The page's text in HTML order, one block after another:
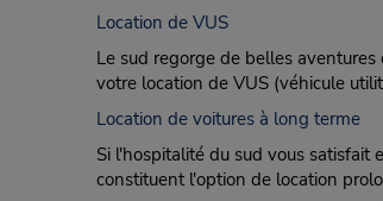
Location de VUS
Le sud regorge de belles
votre location de VUS (véhicule
Location de voitures à long terme
Si l'hospitalité du sud vous satisfait
constituent l'option de location